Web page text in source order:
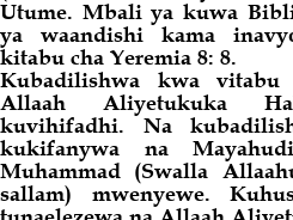
Utume. Mbali ya kuwa
ya waandishi kama
kitabu cha Yeremia 8: 8.
Kubadilishwa kwa
Allaah Aliyetukuka
kuvihifadhi. Na
kukifanywa na
Muhammad (Swalla
sallam) mwenyewe.